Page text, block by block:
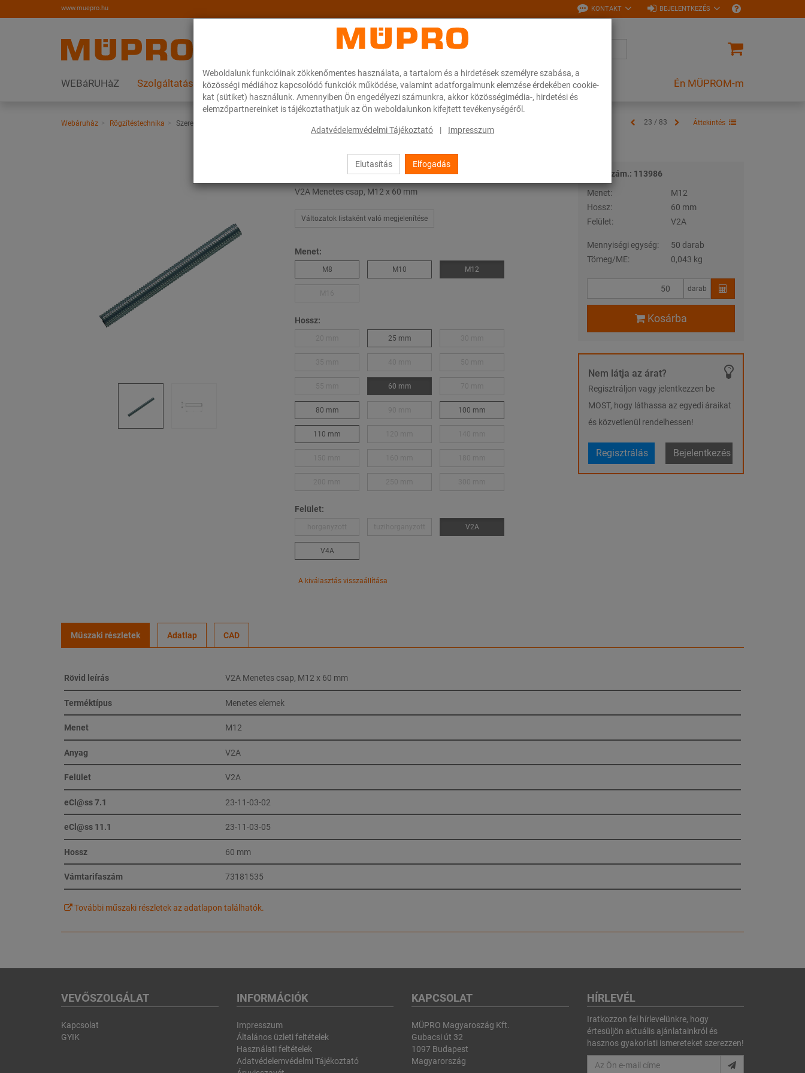
Weboldalunk funkcióinak zökkenőmentes használata, a tartalom és a hirdetések személyre szabása, a
közösségi médiához kapcsolódó funkciók működése, valamint adatforgalmunk elemzése érdekében cookie-
kat (sütiket) használunk. Amennyiben Ön engedélyezi számunkra, akkor közösségimédia-, hirdetési és
elemzőpartnereinket is tájékoztathatjuk az Ön weboldalunkon kifejtett tevékenységéről.
Adatvédelemvédelmi Tájékoztató | Impresszum
Elutasítás Elfogadás
www.muepro.hu KONTAKT BEJELENTKEZÉS
WEBáRUHàZ Szolgáltatások Megoldások A MÜPRO-ról Karrier Downloads Én MÜPROM-m
Webáruhàz Rögzítéstechnika Szerelési anyagok 23 / 83 Áttekintés
Menetes stiftek
V2A Menetes csap, M12 x 60 mm
Változatok listaként való megjelenítése
Menet:
M8 M10 M12
Hossz:
25 mm
60 mm
80 mm 100 mm
110 mm
Felület:
V2A
V4A
A kiválasztás visszaállítása
Tételszám.: 113986
Menet:
M12
Hossz:
60 mm
Felület:
V2A
Mennyiségi egység:
50 darab
Tömeg/ME:
0,043 kg
darab
Kosárba
Nem látja az árat?
Regisztráljon vagy jelentkezzen be
MOST, hogy láthassa az egyedi áraikat
és közvetlenül rendelhessen!
Regisztrálás Bejelentkezés
Műszaki részletek Adatlap CAD
Rövid leírás V2A Menetes csap, M12 x 60 mm
Terméktípus Menetes elemek
Menet M12
Anyag V2A
Felület V2A
eCl@ss 7.1 23-11-03-02
eCl@ss 11.1 23-11-03-05
Hossz 60 mm
Vámtarifaszám 73181535
További műszaki részletek az adatlapon találhatók.
VEVŐSZOLGÁLAT
Kapcsolat
GYIK
INFORMÁCIÓK
Impresszum
Általános üzleti feltételek
Használati feltételek
Adatvédelemvédelmi Tájékoztató
KAPCSOLAT
MÜPRO Magyaroszág Kft.
Gubacsi út 32
1097 Budapest
Magyarország
HÍRLEVÉL
Iratkozzon fel hírlevelünkre, hogy
értesüljön aktuális ajánlatainkról és
hasznos gyakorlati ismereteket szerezzen!